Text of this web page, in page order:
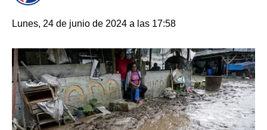
Lunes, 24 de junio de 2024 a las 17:58